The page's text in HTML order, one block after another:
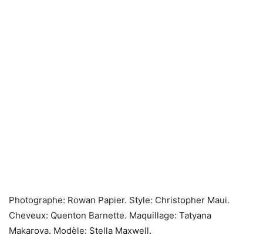
Photographe: Rowan Papier. Style: Christopher Maui.
Cheveux: Quenton Barnette. Maquillage: Tatyana
Makarova. Modèle: Stella Maxwell.